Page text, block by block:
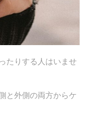
たりする人はいませ
と外側の両方からケ